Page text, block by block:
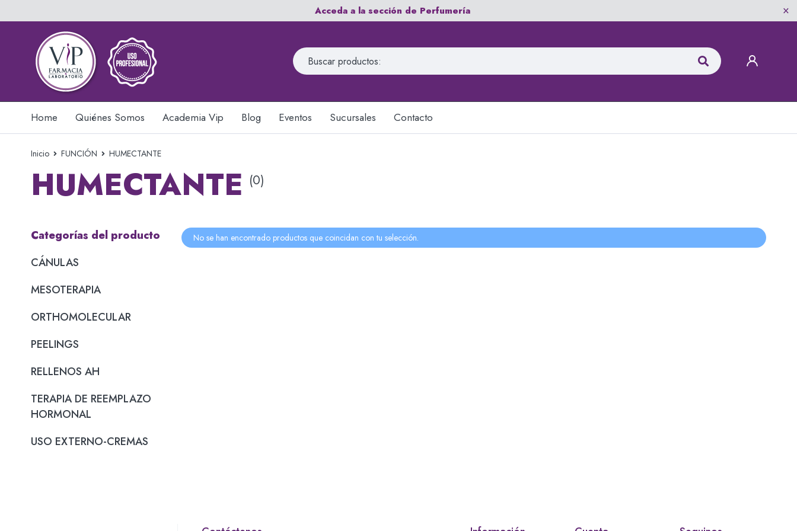
Acceda a la sección de Perfumería
Home Quiénes Somos Academia Vip Blog Eventos Sucursales Contacto
Inicio FUNCIÓN HUMECTANTE
HUMECTANTE (0)
Categorías del producto
CÁNULAS
MESOTERAPIA
ORTHOMOLECULAR
PEELINGS
RELLENOS AH
TERAPIA DE REEMPLAZO
HORMONAL
USO EXTERNO-CREMAS
No se han encontrado productos que coincidan con tu selección.